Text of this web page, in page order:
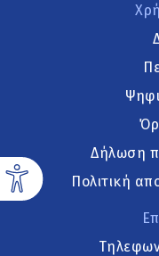
Δήλωση
Πολιτική